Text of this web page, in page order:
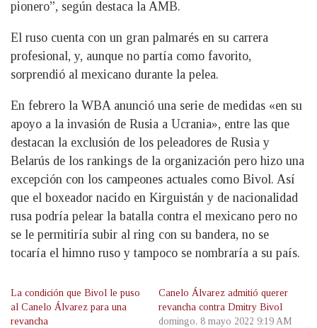
pionero”, según destaca la AMB.
El ruso cuenta con un gran palmarés en su carrera
profesional, y, aunque no partía como favorito,
sorprendió al mexicano durante la pelea.
En febrero la WBA anunció una serie de medidas «en su
apoyo a la invasión de Rusia a Ucrania», entre las que
destacan la exclusión de los peleadores de Rusia y
Belarús de los rankings de la organización pero hizo una
excepción con los campeones actuales como Bivol. Así
que el boxeador nacido en Kirguistán y de nacionalidad
rusa podría pelear la batalla contra el mexicano pero no
se le permitiría subir al ring con su bandera, no se
tocaría el himno ruso y tampoco se nombraría a su país.
La condición que Bivol le puso
al Canelo Álvarez para una
revancha
Canelo Álvarez admitió querer
revancha contra Dmitry Bivol
domingo, 8 mayo 2022 9:19 AM